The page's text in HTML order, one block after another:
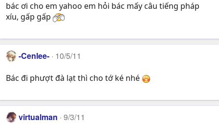
bác ơi cho em yahoo em hỏi bác mấy câu tiếng pháp
xíu, gấp gấp
-Cenlee- 10/5/11
Bác đi phượt đà lạt thì cho tớ ké nhé
virtualman 9/3/11